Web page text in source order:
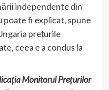
independente din
fi explicat, spune
prețurile
ceea e a condus la
Monitorul Prețurilor